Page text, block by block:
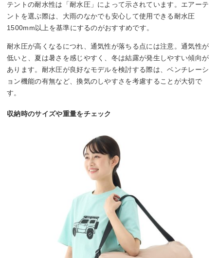
テントの耐水性は「耐水圧」によって示されています。エアーテ
ントを選ぶ際は、大雨のなかでも安心して使用できる耐水圧
1500mm以上を基準にするのがおすすめです。
耐水圧が高くなるにつれ、通気性が落ちる点には注意。通気性が
低いと、夏は暑さを感じやすく、冬は結露が発生しやすい傾向が
あります。耐水圧が良好なモデルを検討する際は、ベンチレーシ
ョン機能の有無など、換気のしやすさを考慮することが大切で
す。
収納時のサイズや重量をチェック